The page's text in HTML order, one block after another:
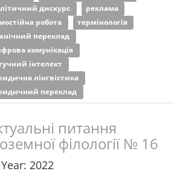
дискурс
реклама
робота
термінологія
переклад
комунікація
інтелект
лінгвістика
переклад
питання
філології № 16
Year: 2022